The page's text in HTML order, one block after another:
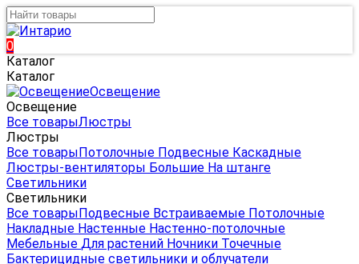
0
Каталог
Каталог
Освещение
Освещение
Все товарыЛюстры
Люстры
Все товарыПотолочные Подвесные Каскадные
Люстры-вентиляторы Большие На штанге
Светильники
Светильники
Все товарыПодвесные Встраиваемые Потолочные
Накладные Настенные Настенно-потолочные
Мебельные Для растений Ночники Точечные
Бактерицидные светильники и облучатели